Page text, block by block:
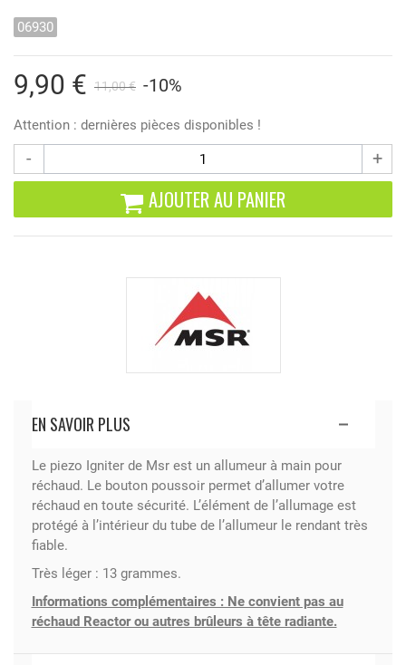
06930
9,90 € 11,00 € -10%
Attention : dernières pièces disponibles !
- +
AJOUTER AU PANIER
EN SAVOIR PLUS
Le piezo Igniter de Msr est un allumeur à main pour
réchaud. Le bouton poussoir permet d’allumer votre
réchaud en toute sécurité. L’élément de l’allumage est
protégé à l’intérieur du tube de l’allumeur le rendant très
fiable.
Très léger : 13 grammes.
Informations complémentaires : Ne convient pas au
réchaud Reactor ou autres brûleurs à tête radiante.